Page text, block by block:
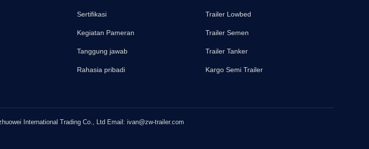
Sertifikasi
Kegiatan Pameran
Tanggung jawab
Rahasia pribadi
Trailer Lowbed
Trailer Semen
Trailer Tanker
Kargo Semi Trailer
International Trading Co., Ltd Email: ivan@zw-trailer.com